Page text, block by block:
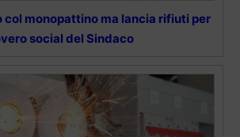
col monopattino ma lancia rifiuti per
social del Sindaco